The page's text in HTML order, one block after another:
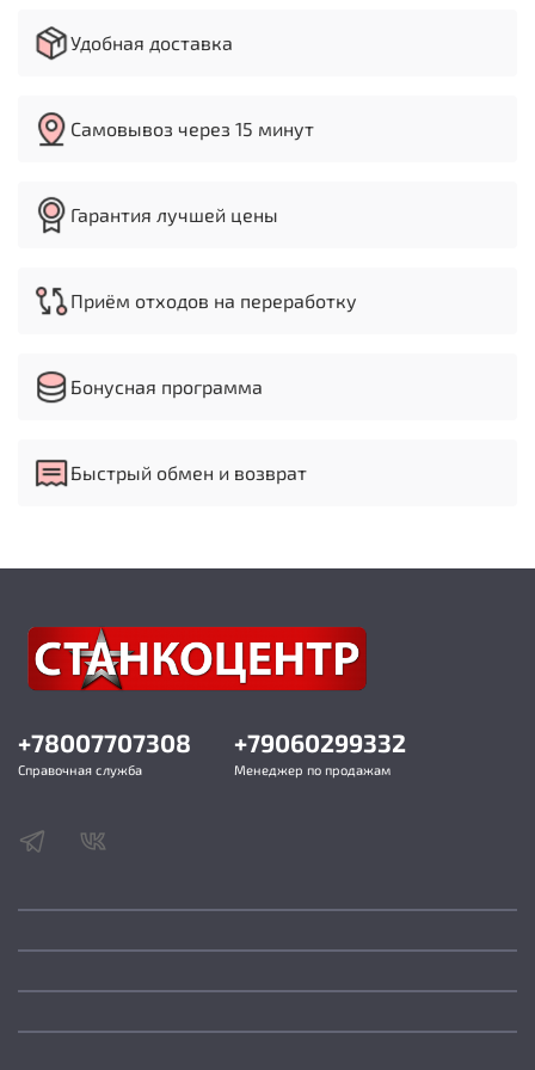
Удобная доставка
Самовывоз через 15 минут
Гарантия лучшей цены
Приём отходов на переработку
Бонусная программа
Быстрый обмен и возврат
+78007707308
Справочная служба
+79060299332
Менеджер по продажам